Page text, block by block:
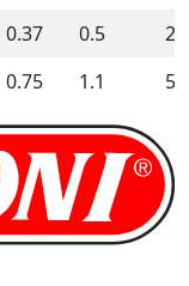
0.37 0.5
25
0.75 1.1 55